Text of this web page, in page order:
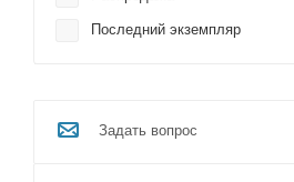
Последний экземпляр
Задать вопрос